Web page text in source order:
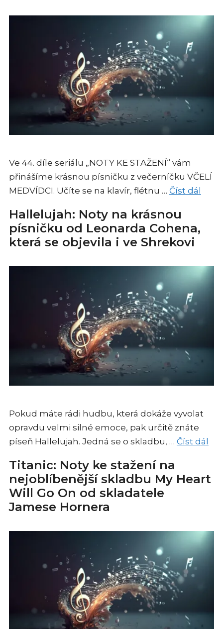
Ve 44. díle seriálu „NOTY KE STAŽENÍ“ vám
přinášíme krásnou písničku z večerníčku VČELÍ
MEDVÍDCI. Učíte se na klavír, flétnu … Číst dál
Hallelujah: Noty na krásnou
písničku od Leonarda Cohena,
která se objevila i ve Shrekovi
Pokud máte rádi hudbu, která dokáže vyvolat
opravdu velmi silné emoce, pak určitě znáte
píseň Hallelujah. Jedná se o skladbu, … Číst dál
Titanic: Noty ke stažení na
nejoblíbenější skladbu My Heart
Will Go On od skladatele
Jamese Hornera